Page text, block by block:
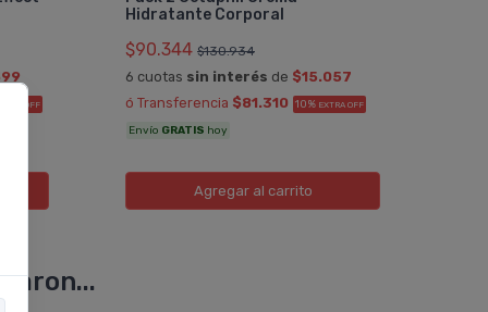
EXTRA OFF
Hidratante Corporal
$90.344 $130.934
6 cuotas sin interés de $15.057
ó Transferencia $81.310 10% EXTRA OFF
Envío GRATIS hoy
Agregaral carrito